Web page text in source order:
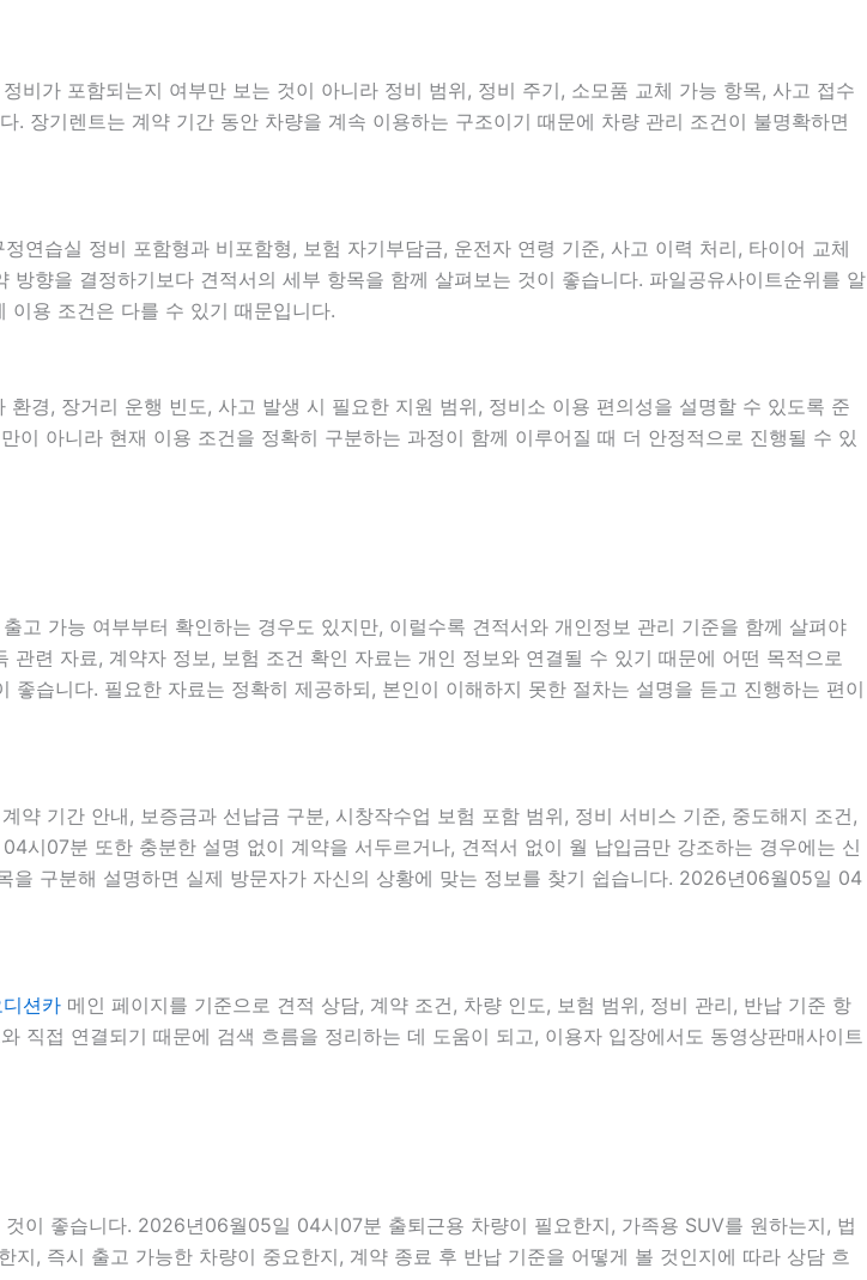
가 포함되는지 여부만 보는 것이 아니라 정비 범위, 정비 주기, 소모품 교체 가능 항목, 사고 접수
장기렌트는 계약 기간 동안 차량을 계속 이용하는 구조이기 때문에 차량 관리 조건이 불명확하면
연습실 정비 포함형과 비포함형, 보험 자기부담금, 운전자 연령 기준, 사고 이력 처리, 타이어 교체
향을 결정하기보다 견적서의 세부 항목을 함께 살펴보는 것이 좋습니다. 파일공유사이트순위를 알
이용 조건은 다를 수 있기 때문입니다.
경, 장거리 운행 빈도, 사고 발생 시 필요한 지원 범위, 정비소 이용 편의성을 설명할 수 있도록 준
아니라 현재 이용 조건을 정확히 구분하는 과정이 함께 이루어질 때 더 안정적으로 진행될 수 있
가능 여부부터 확인하는 경우도 있지만, 이럴수록 견적서와 개인정보 관리 기준을 함께 살펴야
련 자료, 계약자 정보, 보험 조건 확인 자료는 개인 정보와 연결될 수 있기 때문에 어떤 목적으로
좋습니다. 필요한 자료는 정확히 제공하되, 본인이 이해하지 못한 절차는 설명을 듣고 진행하는 편이
기간 안내, 보증금과 선납금 구분, 시창작수업 보험 포함 범위, 정비 서비스 기준, 중도해지 조건,
07분 또한 충분한 설명 없이 계약을 서두르거나, 견적서 없이 월 납입금만 강조하는 경우에는 신
구분해 설명하면 실제 방문자가 자신의 상황에 맞는 정보를 찾기 쉽습니다. 2026년06월05일 04
션카 메인 페이지를 기준으로 견적 상담, 계약 조건, 차량 인도, 보험 범위, 정비 관리, 반납 기준 항
접 연결되기 때문에 검색 흐름을 정리하는 데 도움이 되고, 이용자 입장에서도 동영상판매사이트
이 좋습니다. 2026년06월05일 04시07분 출퇴근용 차량이 필요한지, 가족용 SUV를 원하는지, 법
, 즉시 출고 가능한 차량이 중요한지, 계약 종료 후 반납 기준을 어떻게 볼 것인지에 따라 상담 흐